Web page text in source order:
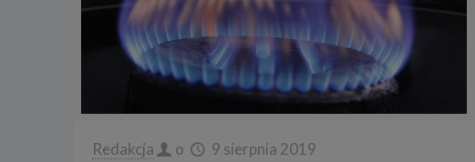
Redakcja o 9 sierpnia 2019